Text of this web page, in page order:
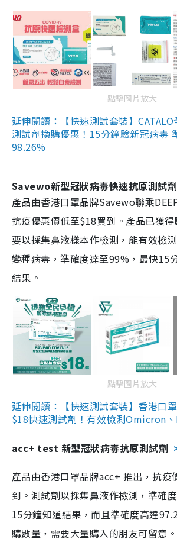
點擊圖片放大
延伸閱讀：【快速測試套裝】
測試劑換購優惠！15分鐘驗新冠病毒
98.26%
Savewo新型冠狀病毒快速抗原測試劑
產品由香港口罩品牌Savewo聯乘
抗疫優惠價低至$18買到。產品已獲得
要以採集鼻液樣本作檢測，能有效檢
變種病毒，準確度達至99%，最快15
結果。
點擊圖片放大
延伸閱讀：【快速測試套裝】香港口
$18快速測試劑！有效檢測Omicron
acc+ test 新型冠狀病毒抗原測試劑
產品由香港口罩品牌acc+ 推出，抗疫
到。測試劑以採集鼻液作檢測，準確
15分鐘知道結果，而且準確度高達
購數量，需要大量購入的朋友可留意